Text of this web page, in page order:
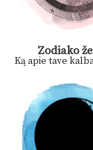
Zodiako
Ką apie tave